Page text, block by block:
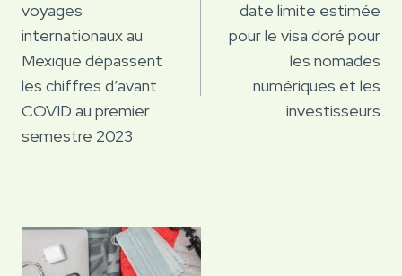
l’article
voyages
internationaux au
Mexique dépassent
les chiffres d’avant
COVID au premier
semestre 2023
date limite estimée
pour le visa doré pour
les nomades
numériques et les
investisseurs